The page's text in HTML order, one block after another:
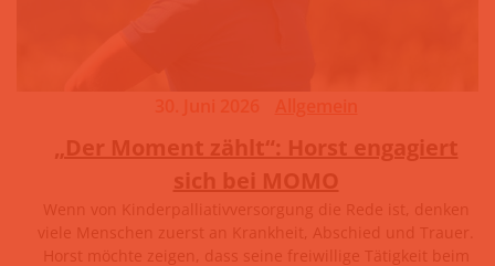
„Der Moment zählt“: Horst engagiert
sich bei MOMO
Wenn von Kinderpalliativversorgung die Rede ist, denken
viele Menschen zuerst an Krankheit, Abschied und Trauer.
Horst möchte zeigen, dass seine freiwillige Tätigkeit beim